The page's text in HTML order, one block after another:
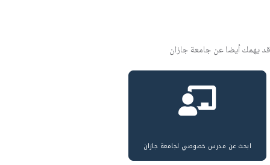
قد يهمك أيضا عن جامعة جازان
ابحث عن مدرس خصوصي لجامعة جازان